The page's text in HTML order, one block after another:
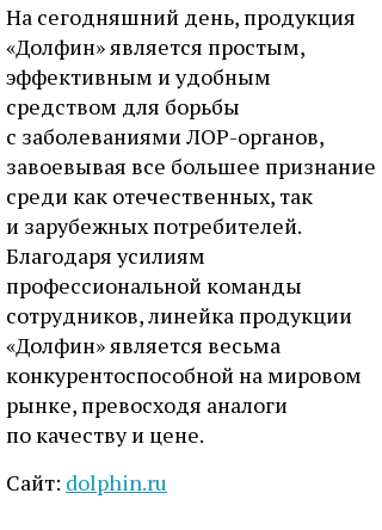
На сегодняшний день, продукция
«Долфин» является простым,
эффективным и удобным
средством для борьбы
с заболеваниями ЛОР-органов,
завоевывая все большее признание
среди как отечественных, так
и зарубежных потребителей.
Благодаря усилиям
профессиональной команды
сотрудников, линейка продукции
«Долфин» является весьма
конкурентоспособной на мировом
рынке, превосходя аналоги
по качеству и цене.
Сайт: dolphin.ru